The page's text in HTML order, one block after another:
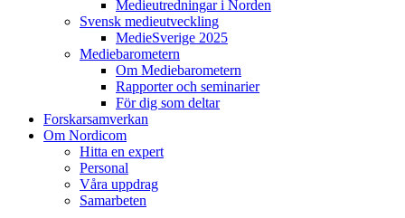
Medieutredningar i Norden
Svensk medieutveckling
MedieSverige 2025
Mediebarometern
Om Mediebarometern
Rapporter och seminarier
För dig som deltar
Forskarsamverkan
Om Nordicom
Hitta en expert
Personal
Våra uppdrag
Samarbeten